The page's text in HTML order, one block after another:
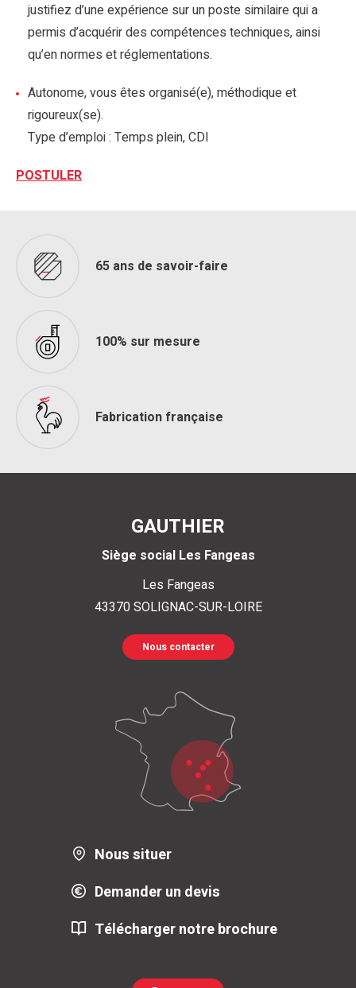
justifiez d’une expérience sur un poste similaire qui a
permis d’acquérir des compétences techniques, ainsi
qu’en normes et réglementations.
Autonome, vous êtes organisé(e), méthodique et
rigoureux(se).
Type d’emploi : Temps plein, CDI
POSTULER
65 ans de savoir-faire
100% sur mesure
Fabrication française
GAUTHIER
Siège social Les Fangeas
Les Fangeas
43370SOLIGNAC-SUR-LOIRE
Nous contacter
Nous situer
Demander un devis
Télécharger notre brochure